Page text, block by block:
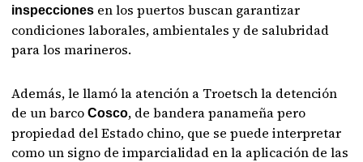
inspecciones en los puertos buscan garantizar
condiciones laborales, ambientales y de salubridad
para los marineros.
Además, le llamó la atención a Troetsch la detención
de un barcoCosco, de bandera panameña pero
propiedad del Estado chino, que se puede interpretar
como un signo de imparcialidad en la aplicación de las